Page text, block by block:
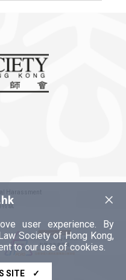
×
user experience. By
Society of Hong Kong,
to our use of cookies.
SITE ✓
Harassment
转载